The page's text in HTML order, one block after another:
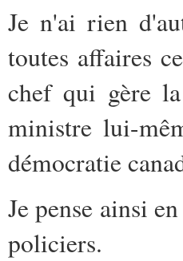
Je n'ai rien
toutes affaires
chef qui gère
ministre lui-
démocratie
Je pense ainsi
policiers.